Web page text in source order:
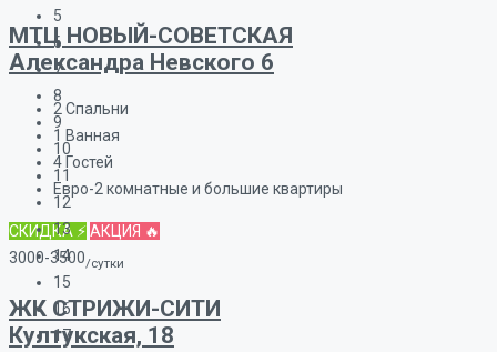
5
6
7
8
9
10
11
12
13
14
15
16
17
МТЦ НОВЫЙ-СОВЕТСКАЯ
Александра Невского 6
2 Спальни
1 Ванная
4 Гостей
Евро-2 комнатные и большие квартиры
СКИДКА ⚡ АКЦИЯ 🔥
3000-3500/сутки
ЖК СТРИЖИ-СИТИ
Култукская, 18